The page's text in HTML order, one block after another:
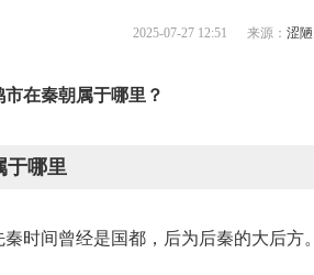
2025-07-27 12:51 来源： 涩陋
在秦朝属于哪里？
于哪里
时间曾经是国都，后为后秦的大后方。